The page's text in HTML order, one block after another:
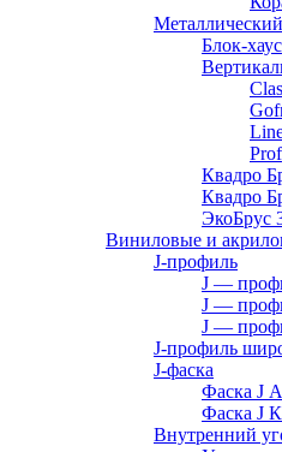
Блок-хаус
Prof
Квадро
Квадро
ЭкоБрус
Виниловые и
J-профиль
J —
J —
J —
J-профиль
J-фаска
Фаска J
Фаска J
Внутренний